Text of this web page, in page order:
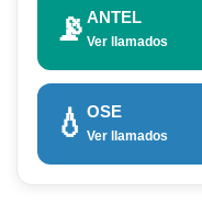
📡 ANTEL
Ver llamados
💧 OSE
Ver llamados